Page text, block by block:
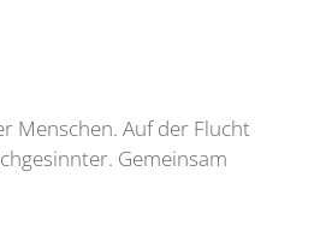
Menschen. Auf der Flucht
Gemeinsam